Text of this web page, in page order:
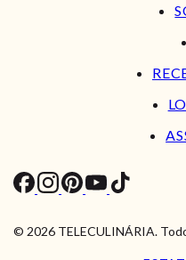
© 2026 TELECULINÁRIA.